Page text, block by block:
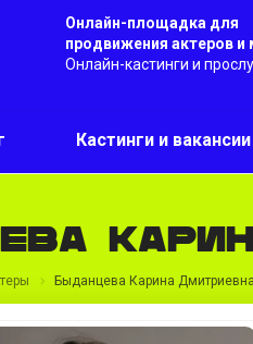
Онлайн-площадка для
продвижения актеров и
Онлайн-кастинги и
Кастинги и вакансии
Быданцева Карина Дмитриевна